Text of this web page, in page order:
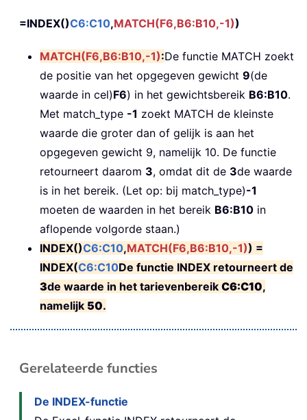
=INDEX()C6:C10,MATCH(F6,B6:B10,-1))
MATCH(F6,B6:B10,-1):De functie MATCH zoekt
de positie van het opgegeven gewicht 9(de
waarde in cel)F6) in het gewichtsbereik B6:B10.
Met match_type -1 zoekt MATCH de kleinste
waarde die groter dan of gelijk is aan het
opgegeven gewicht 9, namelijk 10. De functie
retourneert daarom 3, omdat dit de 3de waarde
is in het bereik. (Let op: bij match_type)-1
moeten de waarden in het bereik B6:B10 in
aflopende volgorde staan.)
INDEX()C6:C10,MATCH(F6,B6:B10,-1)) =
INDEX(C6:C10De functie INDEX retourneert de
3de waarde in het tarievenbereik C6:C10,
namelijk 50.
Gerelateerde functies
De INDEX-functie